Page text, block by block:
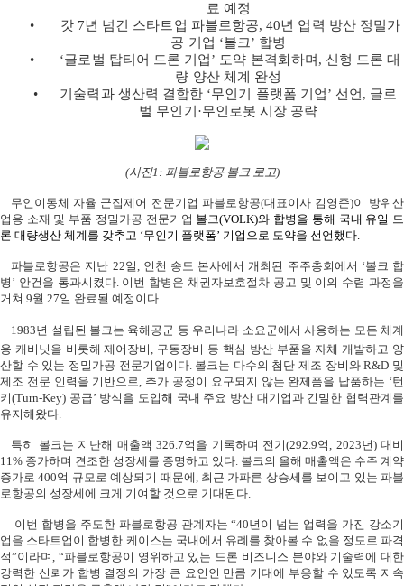
료 예정
•
갓7년 넘긴 스타트업 파블로항공, 40년 업력 방산 정밀가
공 기업 ‘볼크’ 합병
•
‘글로벌 탑티어 드론 기업’ 도약 본격화하며 , 신형 드론 대
량 양산 체계 완성
•
기술력과 생산력 결합한 ‘무인기 플랫폼 기업’ 선언, 글로
벌 무인기·무인로봇 시장 공략
(사진1: 파블로항공 볼크 로고)
무인이동체 자율 군집제어 전문기업 파블로항공(대표이사 김영준)이 방위산
업용 소재 및 부품 정밀가공 전문기업 볼크(VOLK)와 합병을 통해 국내 유일 드
론 대량생산 체계를 갖추고 ‘무인기 플랫폼’ 기업으로 도약을 선언했다
파블로항공은 지난 22일 인천 송도 본사에서 개최된 주주총회에서 ‘볼크 합
병’ 안건을 통과시켰다. 이번 합병은 채권자보호절차 공고 및 이의 수렴 과정을
거쳐 9월 27일 완료될 예정이다
1983년 설립된 볼크는 육해 공군 등 우리나라 소요군에서 사용하는 모든 체계
용 캐비닛을 비롯해 제어장비
구동장비 등 핵심 방산 부품을 자체 개발하고 양
산할 수 있는 정밀가공 전문기업이다. 볼크는 다수의 첨단 제조 장비와R&D 및
제조 전문 인력을 기반으로
추가 공정이 요구되지 않는 완제품을 납품하는 ‘턴
키(Turn-Key) 공급’ 방식을 도입해 국내 주요 방산 대기업과 긴밀한 협력관계를
유지해왔다
특히 볼크는 지난해 매출액 326.7억을 기록하며 전기(292.9억 , 2023년) 대비
11% 증가하며 견조한 성장세를 증명하고 있다 볼크의 올해 매출액은 수주 계약
증가로400억 규모로 예상되기 때문에 최근 가파른 상승세를 보이고 있는 파블
로항공의 성장세에 크게 기여할 것으로 기대된다
이번 합병을 주도한 파블로항공 관계자는“40년이 넘는 업력을 가진 강소기
업을 스타트업이 합병한 케이스는 국내에서 유례를 찾아볼 수 없을 정도로 파격
적”이라며 , “파블로항공이 영위하고 있는 드론 비즈니스 분야와 기술력에 대한
강력한 신뢰가 합병 결정의 가장 큰 요인인 만큼 기대에 부응할 수 있도록 지속